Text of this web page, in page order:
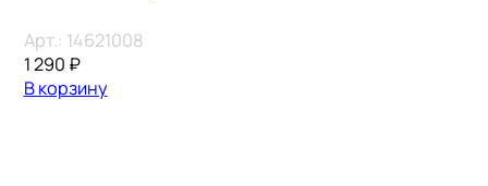
Арт.: 14621008
1 290 ₽
В корзину